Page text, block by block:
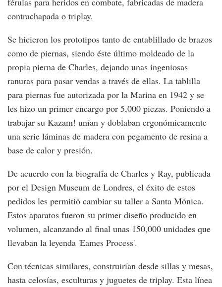
contrachapada o triplay.
Se hicieron los prototipos tanto de entablillado de brazos
como de piernas, siendo éste último moldeado de la
propia pierna de Charles, dejando unas ingeniosas
ranuras para pasar vendas a través de ellas. La tablilla
para piernas fue autorizada por la Marina en 1942 y se
les hizo un primer encargo por 5,000 piezas. Poniendo a
trabajar su Kazam! unían y doblaban ergonómicamente
una serie láminas de madera con pegamento de resina a
base de calor y presión.
De acuerdo con la biografía de Charles y Ray, publicada
por el Design Museum de Londres, el éxito de estos
pedidos les permitió cambiar su taller a Santa Mónica.
Estos aparatos fueron su primer diseño producido en
volumen, alcanzando al final unas 150,000 unidades que
llevaban la leyenda 'Eames Process'.
Con técnicas similares, construirían desde sillas y mesas,
hasta celosías, esculturas y juguetes de triplay. Esta línea